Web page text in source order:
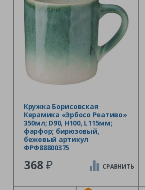
Кружка Борисовская
Керамика «Эрбосо Реативо»
350мл; D90, H100, L115мм;
фарфор; бирюзовый,
бежевый артикул
ФРФ88800375
368₽ СРАВНИТЬ